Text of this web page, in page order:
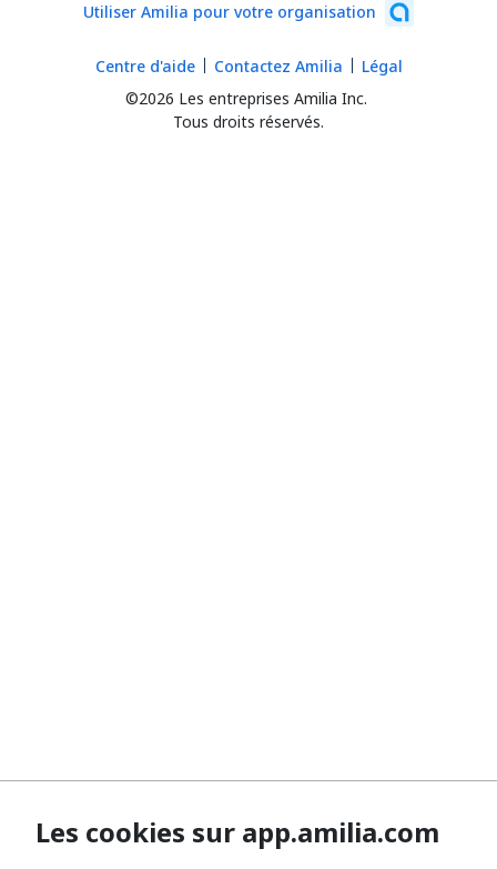
Utiliser Amilia pour votre organisation
©2026 Les entreprises Amilia Inc.
Tous droits réservés.
Centre d'aide Contactez Amilia Légal
Les cookies sur app.amilia.com